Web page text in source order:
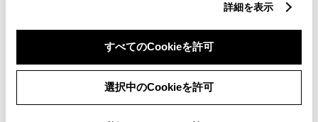
詳細を表示
すべてのCookieを許可
選択中のCookieを許可
クルーズコントロール